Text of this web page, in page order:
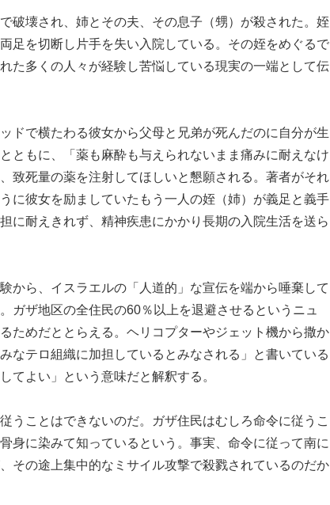
破壊され、姉とその夫、その息子（甥）が殺された。姪
足を切断し片手を失い入院している。その姪をめぐるで
た多くの人々が経験し苦悩している現実の一端として伝
ドで横たわる彼女から父母と兄弟が死んだのに自分が生
ともに、「薬も麻酔も与えられないまま痛みに耐えなけ
致死量の薬を注射してほしいと懇願される。著者がそれ
に彼女を励ましていたもう一人の姪（姉）が義足と義手
に耐えきれず、精神疾患にかかり長期の入院生活を送ら
から、イスラエルの「人道的」な宣伝を端から唾棄して
ガザ地区の全住民の60％以上を退避させるというニュ
ためだととらえる。ヘリコプターやジェット機から撒か
なテロ組織に加担しているとみなされる」と書いている
てよい」という意味だと解釈する。
うことはできないのだ。ガザ住民はむしろ命令に従うこ
身に染みて知っているという。事実、命令に従って南に
その途上集中的なミサイル攻撃で殺戮されているのだか